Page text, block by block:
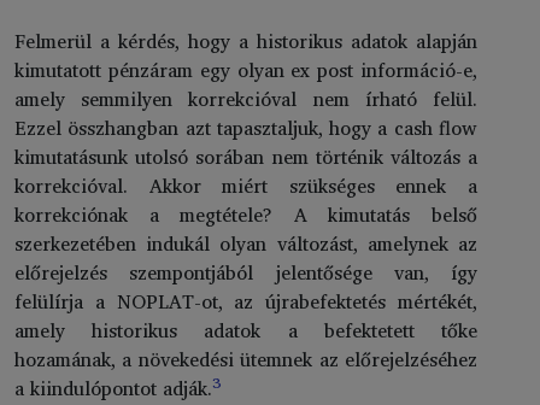
Felmerül a kérdés, hogy a historikus adatok alapján
kimutatott pénzáram egy olyan ex post információ-e,
amely semmilyen korrekcióval nem írható felül.
Ezzel összhangban azt tapasztaljuk, hogy a cash flow
kimutatásunk utolsó sorában nem történik változás a
korrekcióval. Akkor miért szükséges ennek a
korrekciónak a megtétele? A kimutatás belső
szerkezetében indukál olyan változást, amelynek az
előrejelzés szempontjából jelentősége van, így
felülírja a NOPLAT-ot, az újrabefektetés mértékét,
amely historikus adatok a befektetett tőke
hozamának, a növekedési ütemnek az előrejelzéséhez
a kiindulópontot adják.3